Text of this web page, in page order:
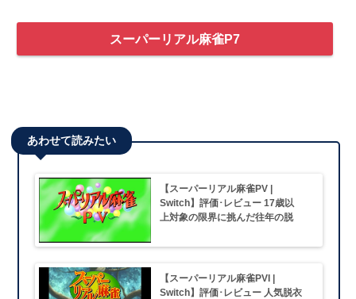
スーパーリアル麻雀P7
あわせて読みたい
【スーパーリアル麻雀PV |
Switch】評価･レビュー 17歳以
上対象の限界に挑んだ往年の脱
【スーパーリアル麻雀PVI |
Switch】評価･レビュー 人気脱衣